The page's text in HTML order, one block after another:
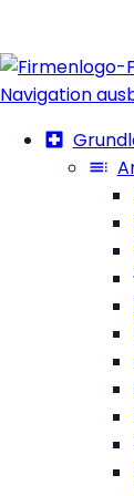
Navigation